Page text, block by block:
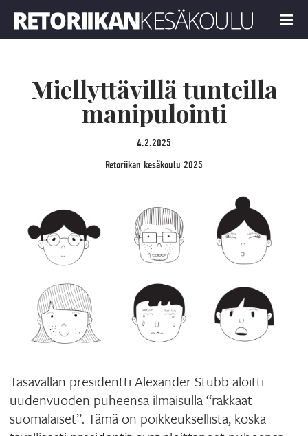
MENU
Miellyttävillä tunteilla
manipulointi
4.2.2025
Retoriikan kesäkoulu 2025
Tasavallan presidentti Alexander Stubb aloitti
uudenvuoden puheensa ilmaisulla “rakkaat
suomalaiset”. Tämä on poikkeuksellista, koska